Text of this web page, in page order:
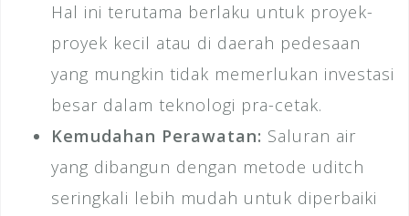
Hal ini terutama berlaku untuk proyek-
proyek kecil atau di daerah pedesaan
yang mungkin tidak memerlukan investasi
besar dalam teknologi pra-cetak.
Kemudahan Perawatan: Saluran air
yang dibangun dengan metode uditch
seringkali lebih mudah untuk diperbaiki